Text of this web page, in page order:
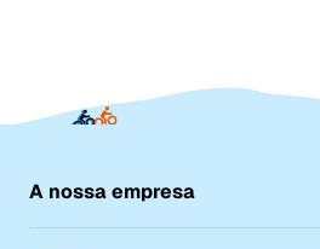
A nossa empresa